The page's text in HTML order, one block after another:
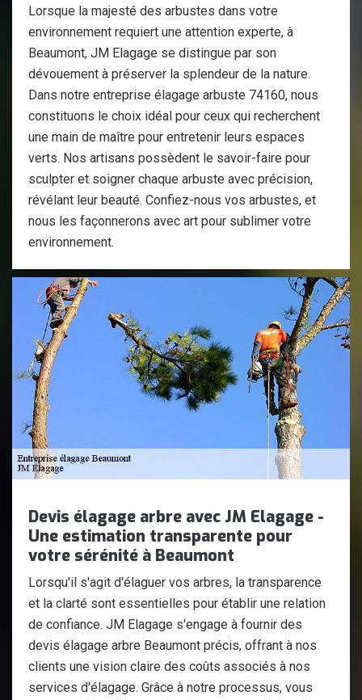
Lorsque la majesté des arbustes dans votre
environnement requiert une attention experte, à
Beaumont, JM Elagage se distingue par son
dévouement à préserver la splendeur de la nature.
Dans notre entreprise élagage arbuste 74160, nous
constituons le choix idéal pour ceux qui recherchent
une main de maître pour entretenir leurs espaces
verts. Nos artisans possèdent le savoir-faire pour
sculpter et soigner chaque arbuste avec précision,
révélant leur beauté. Confiez-nous vos arbustes, et
nous les façonnerons avec art pour sublimer votre
environnement.
Devis élagage arbre avec JM Elagage -
Une estimation transparente pour
votre sérénité à Beaumont
Lorsqu'il s'agit d'élaguer vos arbres, la transparence
et la clarté sont essentielles pour établir une relation
de confiance. JM Elagage s'engage à fournir des
devis élagage arbre Beaumont précis, offrant à nos
clients une vision claire des coûts associés à nos
services d'élagage. Grâce à notre processus, vous